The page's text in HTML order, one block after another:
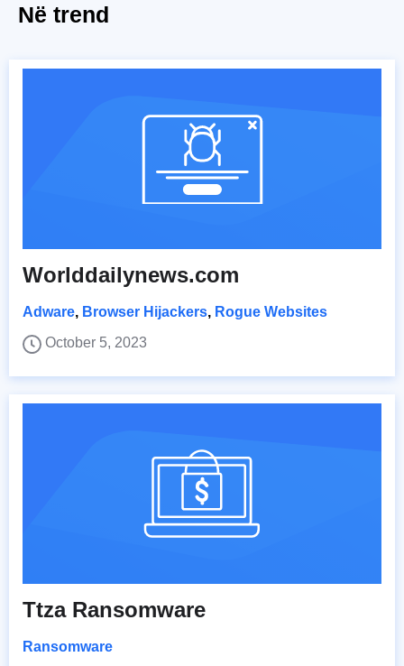
Në trend
Worlddailynews.com
Adware, Browser Hijackers, Rogue Websites
October 5, 2023
Ttza Ransomware
Ransomware